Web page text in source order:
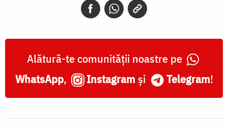
Alătură-te comunității noastre pe
WhatsApp, Instagram și Telegram!